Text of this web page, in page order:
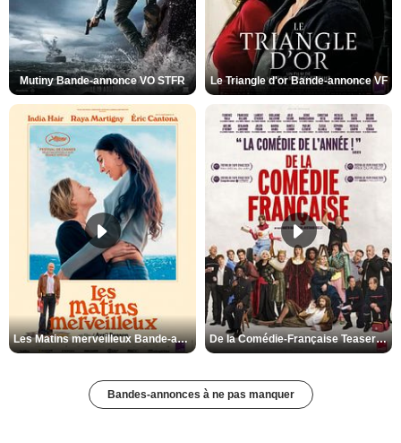
Mutiny Bande-annonce VO STFR Le Triangle d'or Bande-annonce VF
Les Matins merveilleux Bande-annonce VF De la Comédie-Française Teaser VF
Bandes-annonces à ne pas manquer